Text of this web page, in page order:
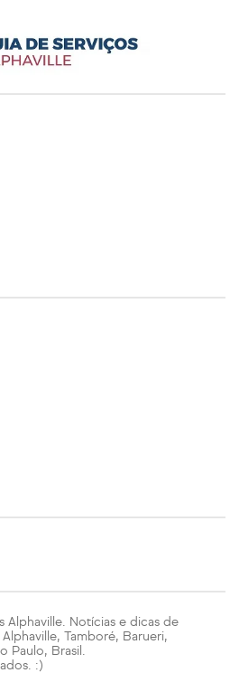
Notícias e dicas de
Tamboré, Barueri,
Paulo, Brasil.
:)